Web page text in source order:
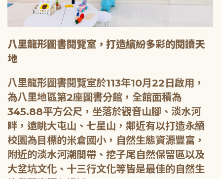
八里龍形圖書閱覽室，打造繽紛多彩的閱讀天
地
八里龍形圖書閱覽室於113年10月22日啟用，
為八里地區第2座圖書分館，全館面積為
345.88平方公尺，坐落於觀音山腳、淡水河
畔，遠眺大屯山、七星山，鄰近有以打造永續
校園為目標的米倉國小，自然生態資源豐富，
附近的淡水河潮間帶、挖子尾自然保留區以及
大坌坑文化、十三行文化等皆是最佳的自然生